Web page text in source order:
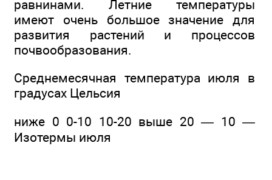
равнинами. Летние температуры
имеют очень большое значение для
развития растений и процессов
почвообразования.
Среднемесячная температура июля в
градусах Цельсия
ниже 0 0-10 10-20 выше 20 — 10 —
Изотермы июля